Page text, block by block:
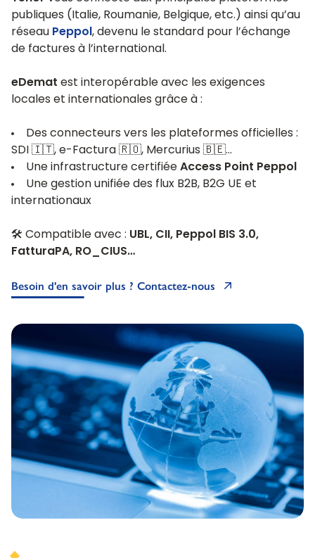
publiques (Italie, Roumanie, Belgique, etc.) ainsi qu’au
réseau Peppol , devenu le standard pour l’échange
de factures à l’international.
eDemat est interopérable avec les exigences
locales et internationales grâce à :
Des connecteurs vers les plateformes officielles :
SDI 🇮🇹, e-Factura 🇷🇴, Mercurius 🇧🇪…
Une infrastructure certifiée Access Point Peppol
Une gestion unifiée des flux B2B, B2G UE et
internationaux
🛠️ Compatible avec : UBL, CII, Peppol BIS 3.0,
FatturaPA, RO_CIUS…
Besoin d'en savoir plus ? Contactez-nous